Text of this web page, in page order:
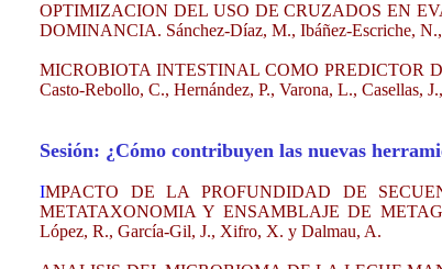
OPTIMIZACION DEL USO DE CRUZADOS EN
DOMINANCIA. Sánchez-Díaz, M., Ibáñez-Escriche,
MICROBIOTA INTESTINAL COMO PREDICTOR
Casto-Rebollo, C., Hernández, P., Varona, L., Casellas,
Sesión: ¿Cómo contribuyen las nuevas
IMPACTO DE LA PROFUNDIDAD DE
METATAXONOMIA Y ENSAMBLAJE DE
López, R., García-Gil, J., Xifro, X. y Dalmau, A.